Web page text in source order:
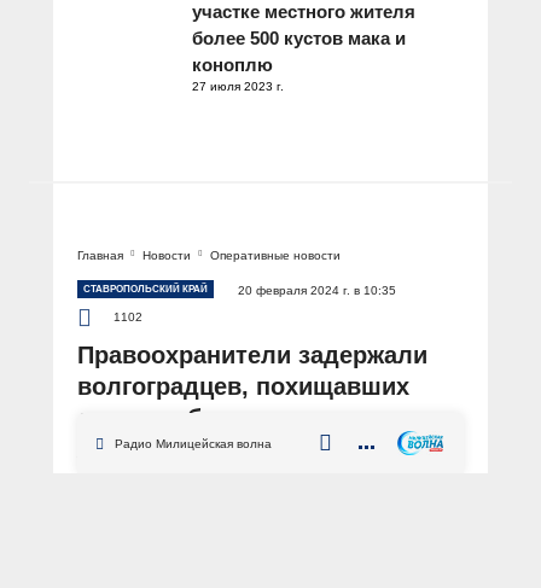
участке местного жителя
более 500 кустов мака и
коноплю
27 июля 2023 г.
Главная Новости Оперативные новости
СТАВРОПОЛЬСКИЙ КРАЙ
20 февраля 2024 г. в 10:35
1102
Правоохранители задержали
волгоградцев, похищавших
деньги с банковских счетов
жителей Ставрополья
Радио Милицейская волна